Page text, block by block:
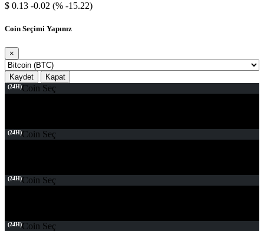
$ 0.13 -0.02 (% -15.22)
Coin Seçimi Yapınız
×
Kaydet Kapat
(24H)Coin Seç
(24H)Coin Seç
(24H)Coin Seç
(24H)Coin Seç